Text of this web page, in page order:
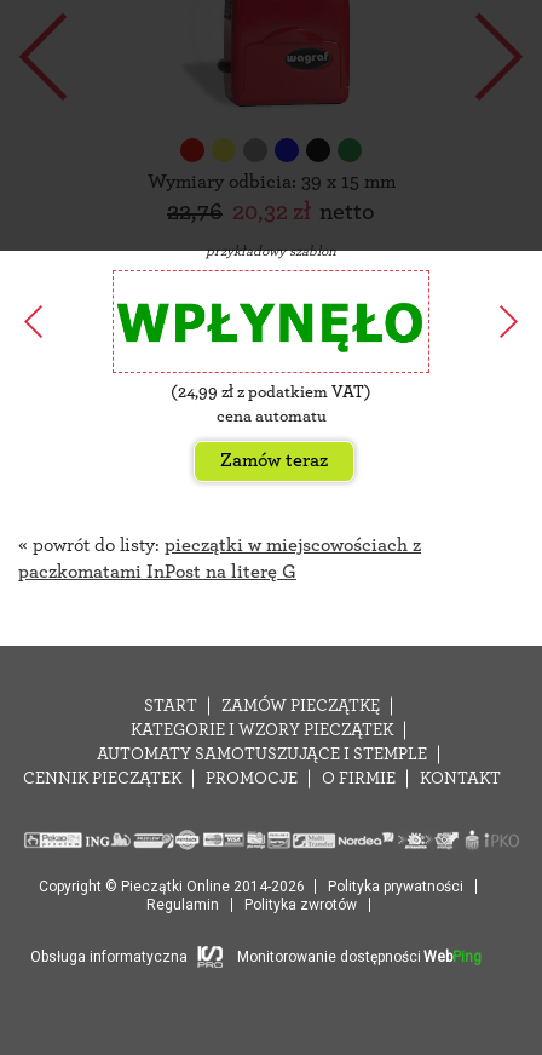
Wymiary odbicia: 39 x 15 mm
22,76 20,32 zł netto
przykładowy szablon
(24,99 zł z podatkiem VAT)
cena automatu
Zamów teraz
« powrót do listy: pieczątki w miejscowościach z
paczkomatami InPost na literę G
START
ZAMÓW PIECZĄTKĘ
KATEGORIE I WZORY PIECZĄTEK
AUTOMATY SAMOTUSZUJĄCE I STEMPLE
CENNIK PIECZĄTEK
PROMOCJE O FIRMIE KONTAKT
Copyright © Pieczątki Online 2014-2026
Polityka prywatności
Regulamin
Polityka zwrotów
Obsługa informatyczna Monitorowanie dostępności WebPing